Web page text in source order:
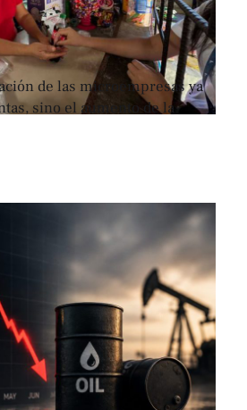
de las microempresas ya
sino el aumento de la